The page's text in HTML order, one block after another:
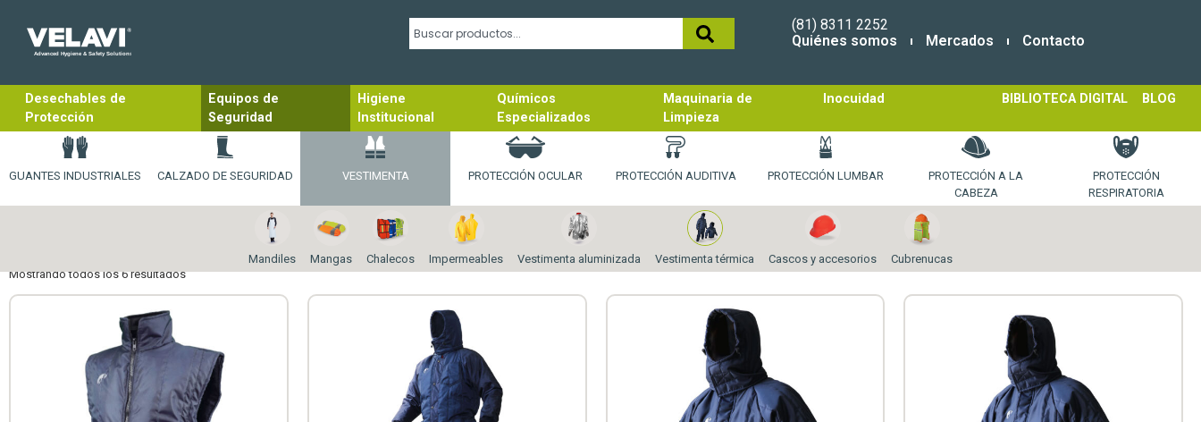
(81) 8311 2252
Quiénes somos
Mercados Contacto
Desechables de
Protección
Equipos de
Seguridad
Higiene
Institucional
Químicos
Especializados
Maquinaria de
Limpieza
Inocuidad BIBLIOTECA DIGITAL BLOG
GUANTES INDUSTRIALES CALZADO DE SEGURIDAD VESTIMENTA PROTECCIÓN OCULAR PROTECCIÓN AUDITIVA PROTECCIÓN LUMBAR
PROTECCIÓN A LA
CABEZA
PROTECCIÓN
RESPIRATORIA
Mandiles Mangas Chalecos Impermeables Vestimenta aluminizada Vestimenta térmica Cascos y accesorios
Cubrenucas
Mostrando todos los 6 resultados